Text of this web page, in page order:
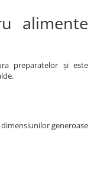
alimente
preparatelor și este
generoase